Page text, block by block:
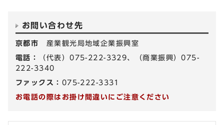
お問い合わせ先
京都市 産業観光局地域企業振興室
電話：
（代表）075-222-3329、（商業振興）075-
222-3340
ファックス： 075-222-3331
お電話の際はお掛け間違いにご注意ください